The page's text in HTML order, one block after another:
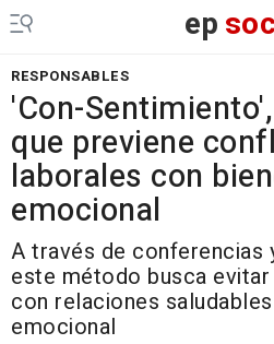
ep
RESPONSABLES
'Con-
que previene
laborales con
emocional
A través de conferencias
este método busca
con relaciones
emocional